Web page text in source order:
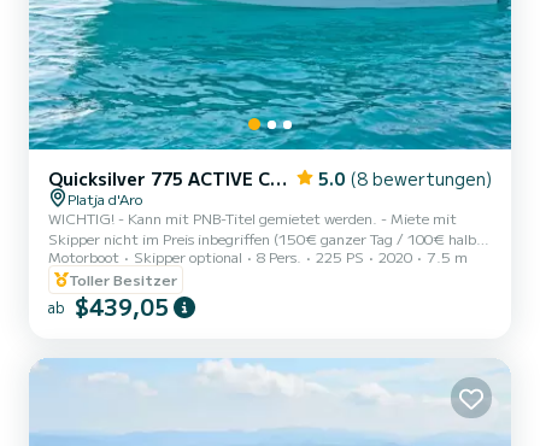
Quicksilver 775 ACTIVE CRUISER 5.0 (8 bewertungen)
Platja d'Aro
WICHTIG! - Kann mit PNB-Titel gemietet werden. - Miete mit
Skipper nicht im Preis inbegriffen (150€ ganzer Tag / 100€ halber
Tag) Unser Boot QuickSilver Activ 755 Sundeck von 2023 ist das
ideale Modell, um das Meer zu genießen, ein kraftvolles und agiles
Boot mit einem leistungsstarken 225PS Motor ausgestattet. Es
verfügt über ein sportliches Äußeres, eine Kabine mit Doppelbett,
Plotter Echolot Simrad... Möchtest du es überprüfen? Bis zu 8...
Motorboot Skipper optional 8 Pers. 225 PS 2020
7.5 m
Toller Besitzer
ab $439,05